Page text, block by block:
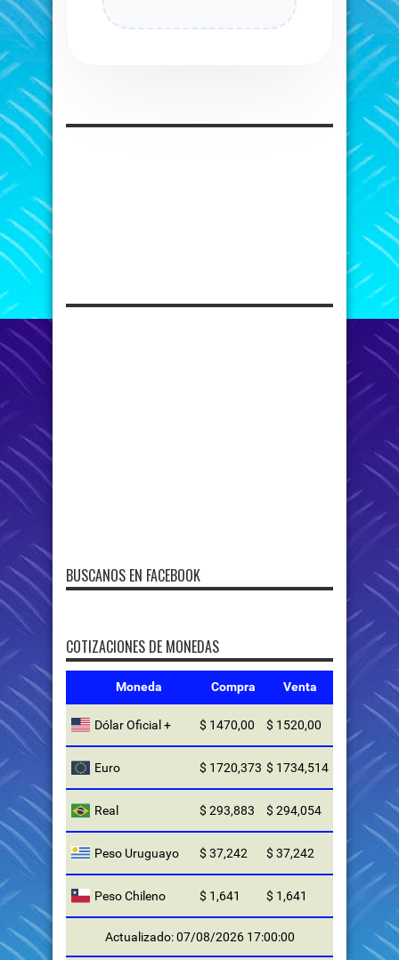
BUSCANOS EN FACEBOOK
COTIZACIONES DE MONEDAS
Moneda Compra Venta
Dólar Oficial + $ 1470,00 $ 1520,00
Euro $ 1720,373 $ 1734,514
Real $ 293,883 $ 294,054
Peso Uruguayo $ 37,242 $ 37,242
Peso Chileno $ 1,641 $ 1,641
Actualizado: 07/08/2026 17:00:00